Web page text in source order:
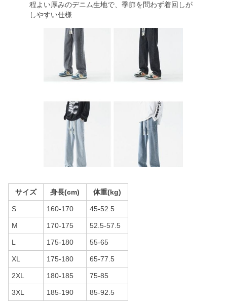
程よい厚みのデニム生地で、季節を問わず着回しが
しやすい仕様
サイズ 身長(cm) 体重(kg)
S 160-170 45-52.5
M 170-175 52.5-57.5
L 175-180 55-65
XL 175-180 65-77.5
2XL 180-185 75-85
3XL 185-190 85-92.5